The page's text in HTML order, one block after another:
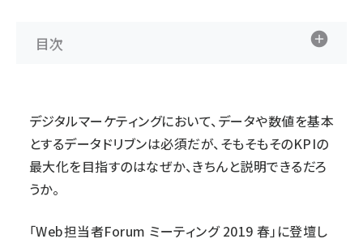
目次
デジタルマーケティングにおいて、データや数値を基本
とするデータドリブンは必須だが、そもそもそのKPIの
最大化を目指すのはなぜか、きちんと説明できるだろ
うか。
「Web担当者Forum ミーティング 2019 春」に登壇し